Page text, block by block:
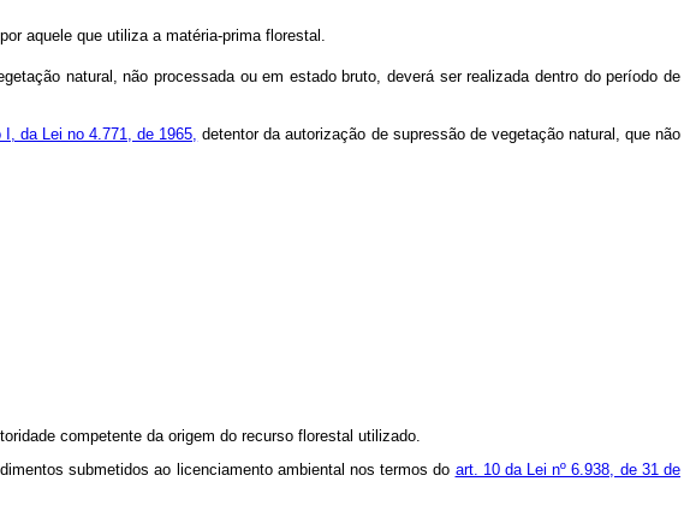
aquele que utiliza a matéria-prima florestal.
natural, não processada ou em estado bruto, deverá ser realizada dentro do período de
I, da Lei no 4.771, de 1965, detentor da autorização de supressão de vegetação natural, que não
competente da origem do recurso florestal utilizado.
submetidos ao licenciamento ambiental nos termos do art. 10 da Lei nº 6.938, de 31 de